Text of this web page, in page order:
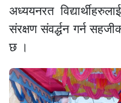
अध्ययनरत
संरक्षण संवर्द्धन गर्न
छ ।